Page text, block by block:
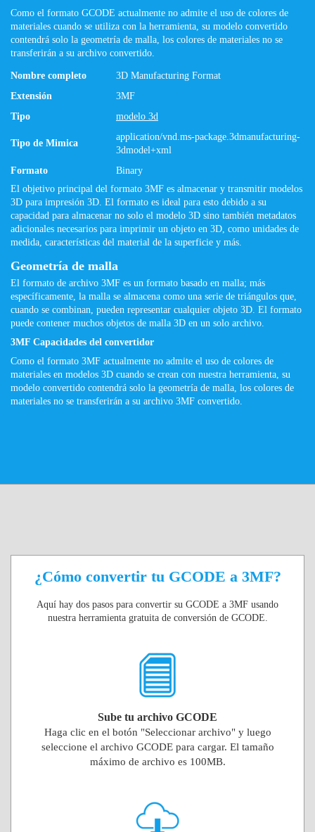
Como el formato GCODE actualmente no admite el uso de colores de
materiales cuando se utiliza con la herramienta, su modelo convertido
contendrá solo la geometría de malla, los colores de materiales no se
transferirán a su archivo convertido.
Nombre completo
3D Manufacturing Format
Extensión
3MF
Tipo
modelo 3d
Tipo de Mimica
application/vnd.ms-package.3dmanufacturing-
3dmodel+xml
Formato
Binary
El objetivo principal del formato 3MF es almacenar y transmitir modelos
3D para impresión 3D. El formato es ideal para esto debido a su
capacidad para almacenar no solo el modelo 3D sino también metadatos
adicionales necesarios para imprimir un objeto en 3D, como unidades de
medida, características del material de la superficie y más.
Geometría de malla
El formato de archivo 3MF es un formato basado en malla; más
específicamente, la malla se almacena como una serie de triángulos que,
cuando se combinan, pueden representar cualquier objeto 3D. El formato
puede contener muchos objetos de malla 3D en un solo archivo.
3MF Capacidades del convertidor
Como el formato 3MF actualmente no admite el uso de colores de
materiales en modelos 3D cuando se crean con nuestra herramienta, su
modelo convertido contendrá solo la geometría de malla, los colores de
materiales no se transferirán a su archivo 3MF convertido.
¿Cómo convertir tu GCODE a 3MF?
Aquí hay dos pasos para convertir su GCODE a 3MF usando
nuestra herramienta gratuita de conversión de GCODE.
Sube tu archivo GCODE
Haga clic en el botón "Seleccionar archivo" y luego
seleccione el archivo GCODE para cargar. El tamaño
máximo de archivo es 100MB.